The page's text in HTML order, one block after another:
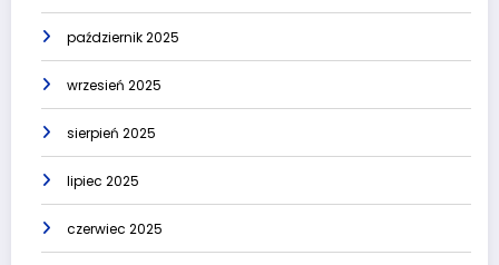
październik 2025
wrzesień 2025
sierpień 2025
lipiec 2025
czerwiec 2025